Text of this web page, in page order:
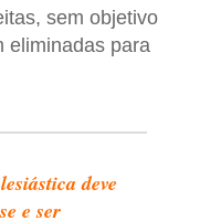
sem objetivo
eliminadas para
deve
e ser